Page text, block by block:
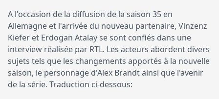
A l'occasion de la diffusion de la saison 35 en
Allemagne et l'arrivée du nouveau partenaire, Vinzenz
Kiefer et Erdogan Atalay se sont confiés dans une
interview réalisée par RTL. Les acteurs abordent divers
sujets tels que les changements apportés à la nouvelle
saison, le personnage d'Alex Brandt ainsi que l'avenir
de la série. Traduction ci-dessous: